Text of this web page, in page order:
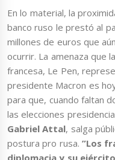
En lo material, la
banco ruso le prestó al
millones de euros que
ocurrir. La amenaza que
francesa, Le Pen,
presidente Macron es
para que, cuando faltan
las elecciones
Gabriel Attal, salga
postura pro rusa. ”Los